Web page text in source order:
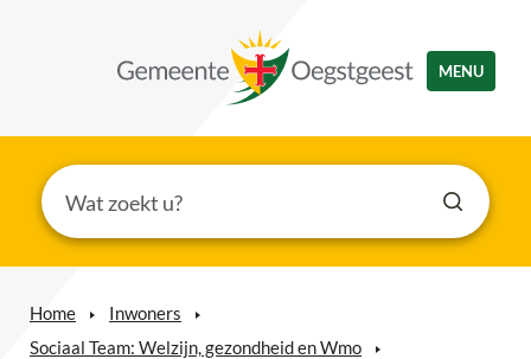
MENU
Home
Inwoners
Sociaal Team: Welzijn, gezondheid en Wmo